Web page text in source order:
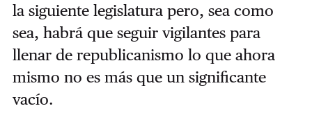
la siguiente legislatura pero, sea como
sea, habrá que seguir vigilantes para
llenar de republicanismo lo que ahora
mismo no es más que un significante
vacío.